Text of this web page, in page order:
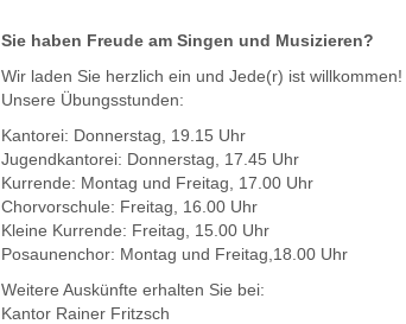
Sie haben Freude am Singen und Musizieren?
Wir laden Sie herzlich ein und Jede(r) ist willkommen!
Unsere Übungsstunden:
Kantorei: Donnerstag, 19.15 Uhr
Jugendkantorei: Donnerstag, 17.45 Uhr
Kurrende: Montag und Freitag, 17.00 Uhr
Chorvorschule: Freitag, 16.00 Uhr
Kleine Kurrende: Freitag, 15.00 Uhr
Posaunenchor: Montag und Freitag,18.00 Uhr
Weitere Auskünfte erhalten Sie bei:
Kantor Rainer Fritzsch